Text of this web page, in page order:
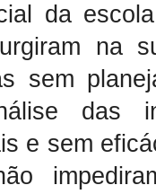
da
na
sem
das
e sem